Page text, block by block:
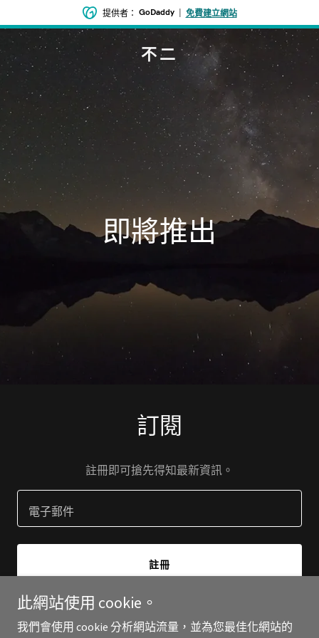
提供者： GoDaddy| 免費建立網站
不二
即將推出
訂閱
註冊即可搶先得知最新資訊。
電子郵件
註冊
此網站使用 cookie。
我們會使用 cookie 分析網站流量，並為您最佳化網站的